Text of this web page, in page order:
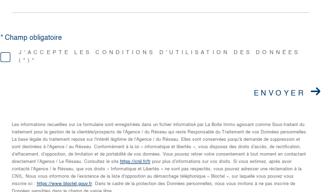
J'ACCEPTE LES CONDITIONS D'UTILISATION DES DONNÉES
(*)*
* Champ obligatoire
ENVOYER
Les informations recueillies sur ce formulaire sont enregistrées dans un fichier informatisé par La Boite Immo agissant comme Sous-traitant du
traitement pour la gestion de la clientèle/prospects de l'Agence / du Réseau qui reste Responsable du Traitement de vos Données personnelles.
La base légale du traitement repose sur l'intérêt légitime de l'Agence / du Réseau. Elles sont conservées jusqu'à demande de suppression et
sont destinées à l'Agence / au Réseau. Conformément à la loi « informatique et libertés », vous disposez des droits d’accès, de rectification,
d’effacement, d’opposition, de limitation et de portabilité de vos données. Vous pouvez retirer votre consentement à tout moment en contactant
directement l’Agence / Le Réseau. Consultez le site https://cnil.fr/frpour plus d’informations sur vos droits. Si vous estimez, après avoir
contacté l'Agence / le Réseau, que vos droits « Informatique et Libertés » ne sont pas respectés, vous pouvez adresser une réclamation à la
CNIL. Nous vous informons de l’existence de la liste d'opposition au démarchage téléphonique « Bloctel », sur laquelle vous pouvez vous
inscrire ici : https://www.bloctel.gouv.fr. Dans le cadre de la protection des Données personnelles, nous vous invitons à ne pas inscrire de
Données sensibles dans le champ de saisie libre.